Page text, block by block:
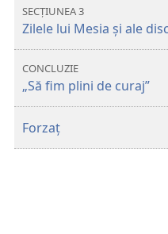
SECȚIUNEA 3
Zilele lui Mesia și ale
CONCLUZIE
„Să fim plini de curaj”
Forzaț